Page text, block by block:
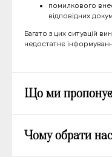
помилкового
відповідних
Багато з цих ситуацій
недостатнє
Що ми
Чому обрати